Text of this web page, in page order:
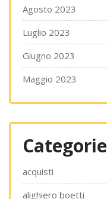
Agosto 2023
Luglio 2023
Giugno 2023
Maggio 2023
Categorie
acquisti
alighiero boetti